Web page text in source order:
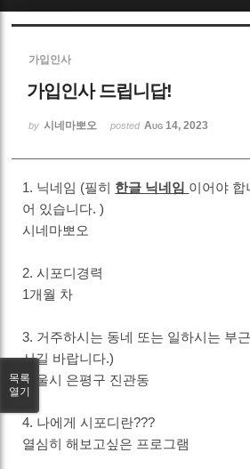
가입인사
가입인사 드립니답!
by 시네마뽀오 posted Aug 14, 2023
1. 닉네임 (필히 한글 닉네임 이어야 합
어 있습니다. )
시네마뽀오
2. 시포디경력
1개월 차
3. 거주하시는 동네 또는 일하시는 부
시길 바랍니다.)
서울시 은평구 진관동
4. 나에게 시포디란???
열심히 해보고싶은 프로그램
목록
열기
Sketchbook5, 스케치
Sketchbook5, 스케